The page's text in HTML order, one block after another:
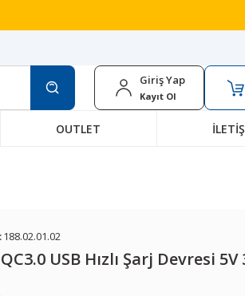
Giriş Yap
Kayıt Ol
OUTLET
188.02.01.02
USB Hızlı Şarj Devresi 5V